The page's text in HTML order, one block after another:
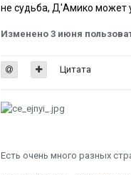
не судьба, Д'Амико может
Изменено 3 июня
Цитата
Eсть очень много разных